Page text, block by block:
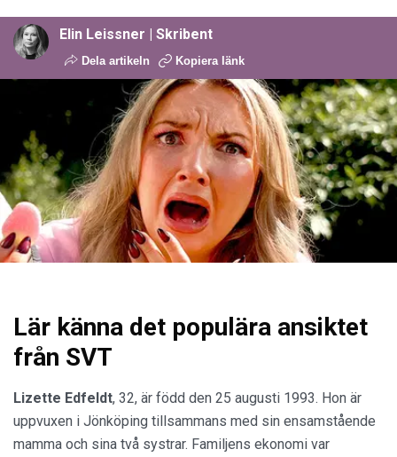
Elin Leissner | Skribent
Dela artikeln Kopiera länk
Lär känna det populära ansiktet
från SVT
Lizette Edfeldt, 32, är född den 25 augusti 1993. Hon är
uppvuxen i Jönköping tillsammans med sin ensamstående
mamma och sina två systrar. Familjens ekonomi var